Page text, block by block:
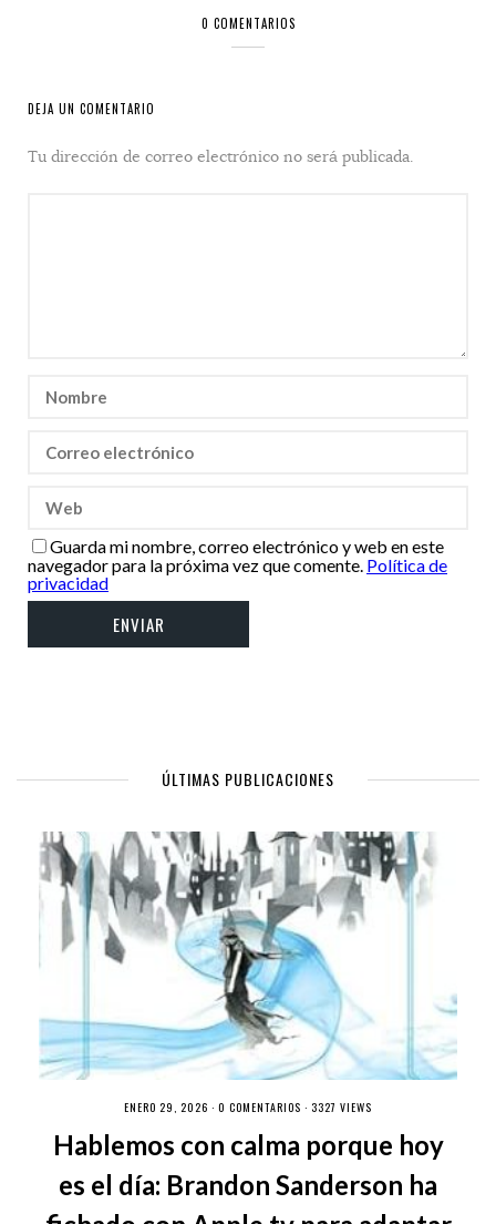
0 COMENTARIOS
DEJA UN COMENTARIO
Tu dirección de correo electrónico no será publicada.
Guarda mi nombre, correo electrónico y web en este
navegador para la próxima vez que comente. Política de
privacidad
ÚLTIMAS PUBLICACIONES
ENERO 29, 2026 · 0 COMENTARIOS · 3327 VIEWS
Hablemos con calma porque hoy
es el día: Brandon Sanderson ha